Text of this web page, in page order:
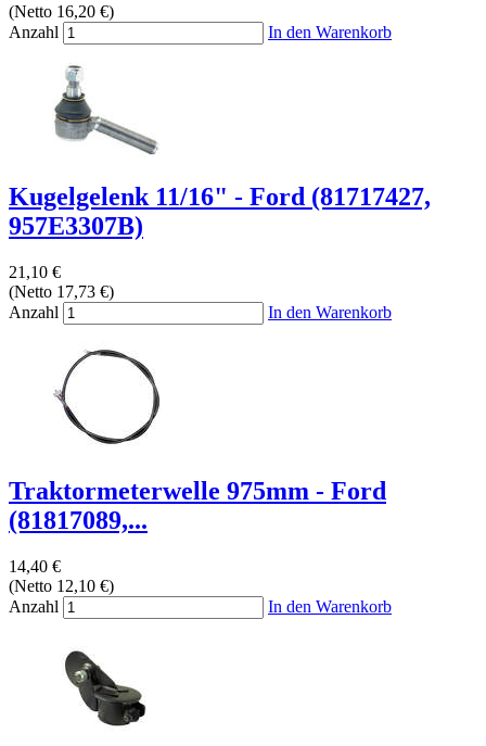
(Netto 16,20 €)
Anzahl
In den Warenkorb
Kugelgelenk 11/16" - Ford (81717427,
957E3307B)
21,10 €
(Netto 17,73 €)
Anzahl
In den Warenkorb
Traktormeterwelle 975mm - Ford
(81817089,...
14,40 €
(Netto 12,10 €)
Anzahl
In den Warenkorb